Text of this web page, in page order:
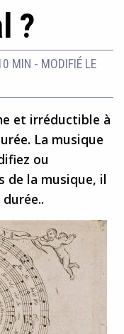
?
MIN - MODIFIÉ LE
et irréductible à
La musique
ou
de la musique, il